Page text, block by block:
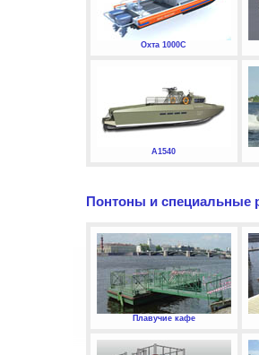
Охта 1000С
А1540
Понтоны и специальные
Плавучие кафе